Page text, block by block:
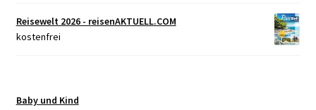
Reisewelt 2026 - reisenAKTUELL.COM
kostenfrei
Baby und Kind